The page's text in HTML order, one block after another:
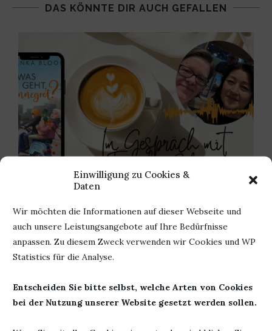
Einwilligung zu Cookies &
Daten
Wir möchten die Informationen auf dieser Webseite und
auch unsere Leistungsangebote auf Ihre Bedürfnisse
anpassen. Zu diesem Zweck verwenden wir Cookies und WP
Statistics für die Analyse.
Entscheiden Sie bitte selbst, welche Arten von Cookies
bei der Nutzung unserer Website gesetzt werden sollen.
DAS KÖNNTE DIR AUCH GEFALLEN
EIN INTERVIEW DER ETWAS ANDEREN ART
5. Mai 2024
HINTERLASSE EINEN KOMMENTAR